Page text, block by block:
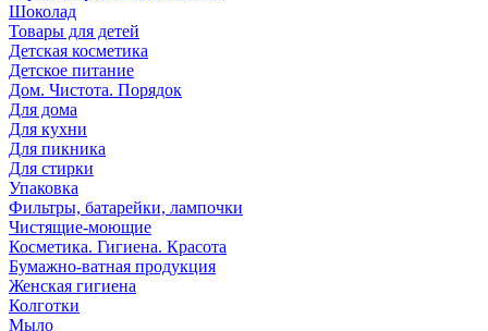
Шоколад
Товары для детей
Детская косметика
Детское питание
Дом. Чистота. Порядок
Для дома
Для кухни
Для пикника
Для стирки
Упаковка
Фильтры, батарейки, лампочки
Чистящие-моющие
Косметика. Гигиена. Красота
Бумажно-ватная продукция
Женская гигиена
Колготки
Мыло